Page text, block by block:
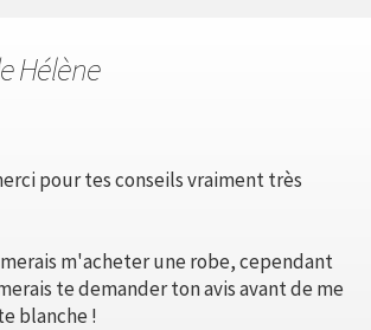
Hélène
pour tes conseils vraiment très
m'acheter une robe, cependant
te demander ton avis avant de me
blanche !